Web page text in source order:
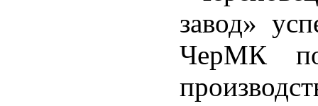
завод»
ЧерМК